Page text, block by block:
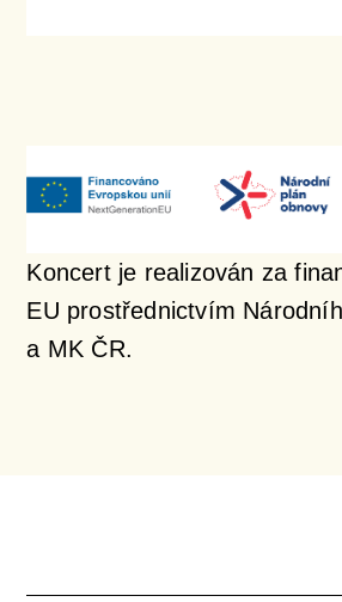
Koncert je realizován za
EU prostřednictvím
a MK ČR.